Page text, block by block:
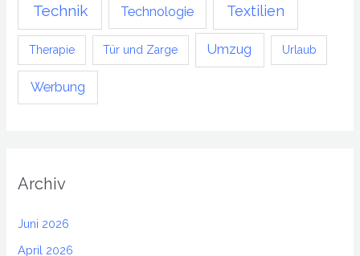
Technik Technologie Textilien
Therapie Tür und Zarge Umzug Urlaub
Werbung
Archiv
Juni 2026
April 2026